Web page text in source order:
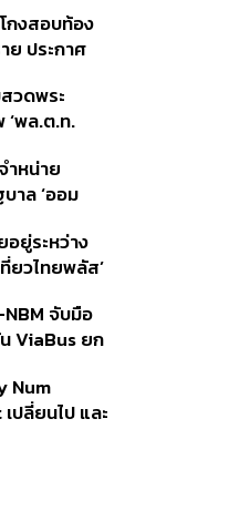
วามมั่นคง
กงสอบท้อง
ย ประกาศ
. ขีดเส้นแล้ว
.
วดพระ
‘พล.ต.ท.
ปี แกนนำ
คลหลาก
ำหน่าย
าล ‘ออม
มสัดส่วนการ
Lot First
อยู่ระหว่าง
ที่ยวไทยพลัส’
งบต่อ ‘ไทย
’ เฟส 2 มี
จับมือ
ViaBus ยก
ยแบบเรียล
Num
ปลี่ยนไป และ